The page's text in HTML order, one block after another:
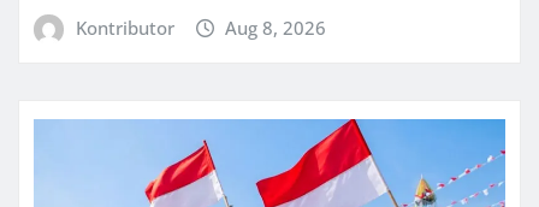
Kontributor Aug 8, 2026